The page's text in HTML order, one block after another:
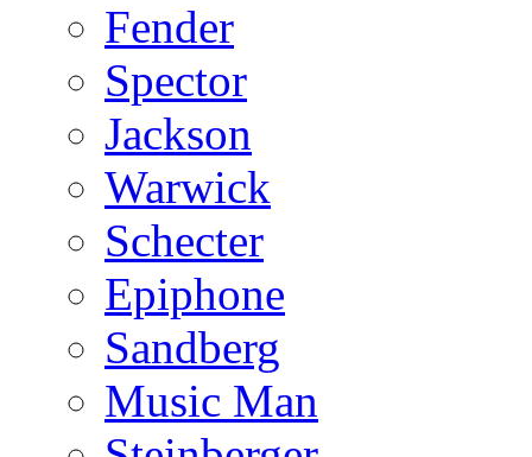
Fender
Spector
Jackson
Warwick
Schecter
Epiphone
Sandberg
Music Man